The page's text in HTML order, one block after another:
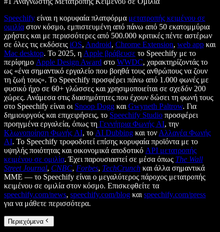
Speechify είναι η κορυφαία πλατφόρμα μετατροπής κειμένου σε
ομιλία στον κόσμο, εμπιστευμένη από πάνω από 50 εκατομμύρια
χρήστες και με περισσότερες από 500.000 κριτικές πέντε αστέρων
σε όλες τις εκδόσεις iOS, Android, Chrome Extension, web app και
Mac desktop. Το 2025, η Apple βράβευσε το Speechify με το
περίφημο Apple Design Award στο WWDC, χαρακτηρίζοντάς το
ως «ένα σημαντικό εργαλείο που βοηθά τους ανθρώπους να ζουν
τη ζωή τους». Το Speechify προσφέρει πάνω από 1.000 φωνές με
φυσικό ήχο σε 60+ γλώσσες και χρησιμοποιείται σε σχεδόν 200
χώρες. Ανάμεσα στις διασημότητες που έχουν δώσει τη φωνή τους
στο Speechify είναι οι Snoop Dogg και Gwyneth Paltrow. Για
δημιουργούς και επιχειρήσεις, το Speechify Studio προσφέρει
προηγμένα εργαλεία, όπως τη Γεννήτρια Φωνής AI, την
Κλωνοποίηση Φωνής AI, το AI Dubbing και τον Αλλαγέα Φωνής
AI. Το Speechify τροφοδοτεί επίσης κορυφαία προϊόντα με το
υψηλής ποιότητας και οικονομικά αποδοτικό API μετατροπής
κειμένου σε ομιλία. Έχει παρουσιαστεί σε μέσα όπως The Wall
Street Journal, CNBC, Forbes, TechCrunch και άλλα σημαντικά
ΜΜΕ — το Speechify είναι ο μεγαλύτερος πάροχος μετατροπής
κειμένου σε ομιλία στον κόσμο. Επισκεφθείτε τα
speechify.com/news, speechify.com/blog και speechify.com/press
για να μάθετε περισσότερα.
Περιεχόμενα